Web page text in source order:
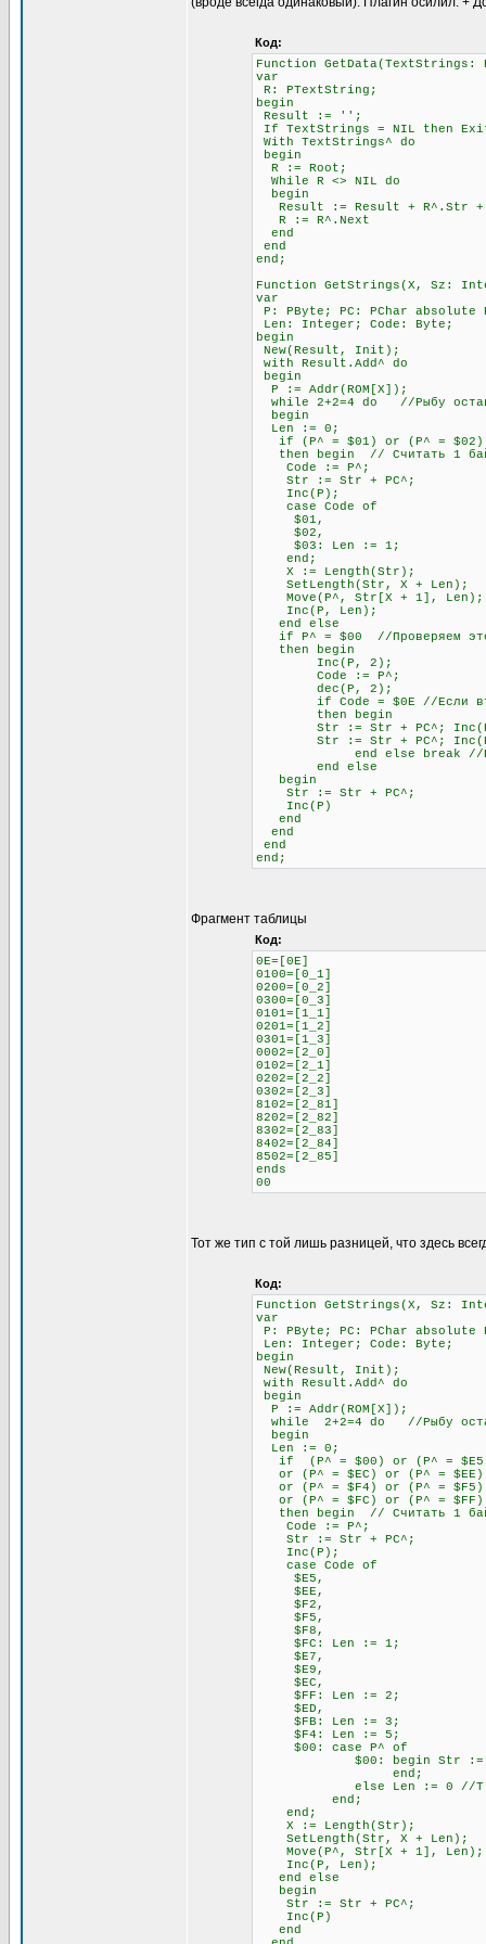
Код:
Function
var
R: PTextString;
begin
Result := '';
If TextStrings = NIL then
With TextStrings^ do
begin
R := Root;
While R <> NIL do
begin
Result := Result + R^.Str +
R := R^.Next
end
end
end;
Function GetStrings(X, Sz:
var
P: PByte; PC: PChar absolute
Len: Integer; Code: Byte;
begin
New(Result, Init);
with Result.Add^ do
begin
P := Addr(ROM[X]);
while 2+2=4 do //Рыбу
begin
Len := 0;
if (P^ = $01) or (P^ = $02)
then begin // Считать 1
Code := P^;
Str := Str + PC^;
Inc(P);
case Code of
$01,
$02,
$03: Len := 1;
end;
X := Length(Str);
SetLength(Str, X + Len);
Move(P^, Str[X + 1], Len);
Inc(P, Len);
end else
if P^ = $00 //Проверяем
then begin
Inc(P, 2);
Code := P^;
dec(P, 2);
if Code = $0E //Если второй
then begin
Str := Str + PC^;
Str := Str + PC^;
end else break //Если
end else
begin
Str := Str + PC^;
Inc(P)
end
end
end
end;
Фрагмент таблицы
Код:
0E=[0E]
0100=[0_1]
0200=[0_2]
0300=[0_3]
0101=[1_1]
0201=[1_2]
0301=[1_3]
0002=[2_0]
0102=[2_1]
0202=[2_2]
0302=[2_3]
8102=[2_81]
8202=[2_82]
8302=[2_83]
8402=[2_84]
8502=[2_85]
ends
00
Тот же тип с той лишь разницей, что здесь
Код:
Function GetStrings(X, Sz:
var
P: PByte; PC: PChar absolute
Len: Integer; Code: Byte;
begin
New(Result, Init);
with Result.Add^ do
begin
P := Addr(ROM[X]);
while 2+2=4 do //Рыбу
begin
Len := 0;
if (P^ = $00) or (P^ = $E5)
or (P^ = $EC) or (P^ = $EE)
or (P^ = $F4) or (P^ = $F5)
or (P^ = $FC) or (P^ = $FF)
then begin // Считать 1
Code := P^;
Str := Str + PC^;
Inc(P);
case Code of
$E5,
$EE,
$F2,
$F5,
$F8,
$FC: Len := 1;
$E7,
$E9,
$EC,
$FF: Len := 2;
$ED,
$FB: Len := 3;
$F4: Len := 5;
$00: case P^ of
$00: begin Str := Str +
end;
else Len := 0 //Т.к. 00,
end;
end;
X := Length(Str);
SetLength(Str, X + Len);
Move(P^, Str[X + 1], Len);
Inc(P, Len);
end else
begin
Str := Str + PC^;
Inc(P)
end